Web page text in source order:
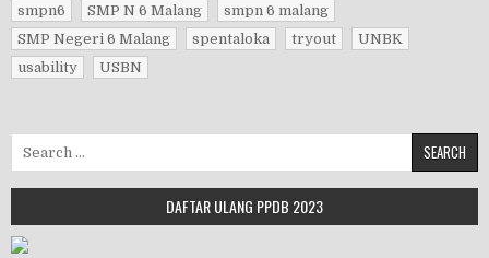
smpn6
SMP N 6 Malang
smpn 6 malang
SMP Negeri 6 Malang
spentaloka tryout
UNBK
usability
USBN
DAFTAR ULANG PPDB 2023